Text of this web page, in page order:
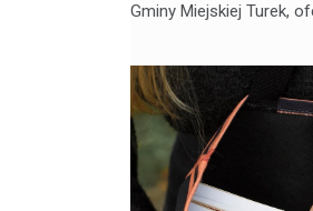
Gminy Miejskiej Turek,